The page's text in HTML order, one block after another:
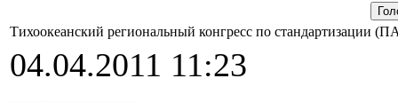
Тихоокеанский региональный конгресс по стандартизации
04.04.2011 11:23